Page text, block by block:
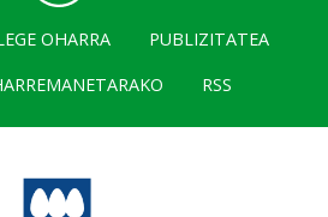
OHARRA
PUBLIZITATEA
RSS